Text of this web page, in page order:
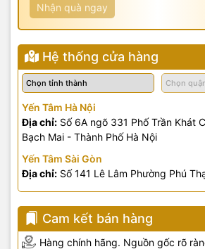
Nhận quà ngay
Hệ thống cửa hàng
Yến Tâm Hà Nội
Địa chỉ: Số 6A ngõ 331 Phố Trần Khát
Bạch Mai - Thành Phố Hà Nội
Yến Tâm Sài Gòn
Địa chỉ: Số 141 Lê Lâm Phường Phú
Cam kết bán hàng
Hàng chính hãng. Nguồn gốc rõ